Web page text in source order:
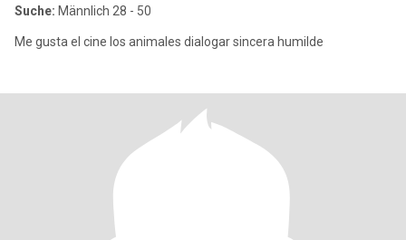
Suche: Männlich 28 - 50
Me gusta el cine los animales dialogar sincera humilde